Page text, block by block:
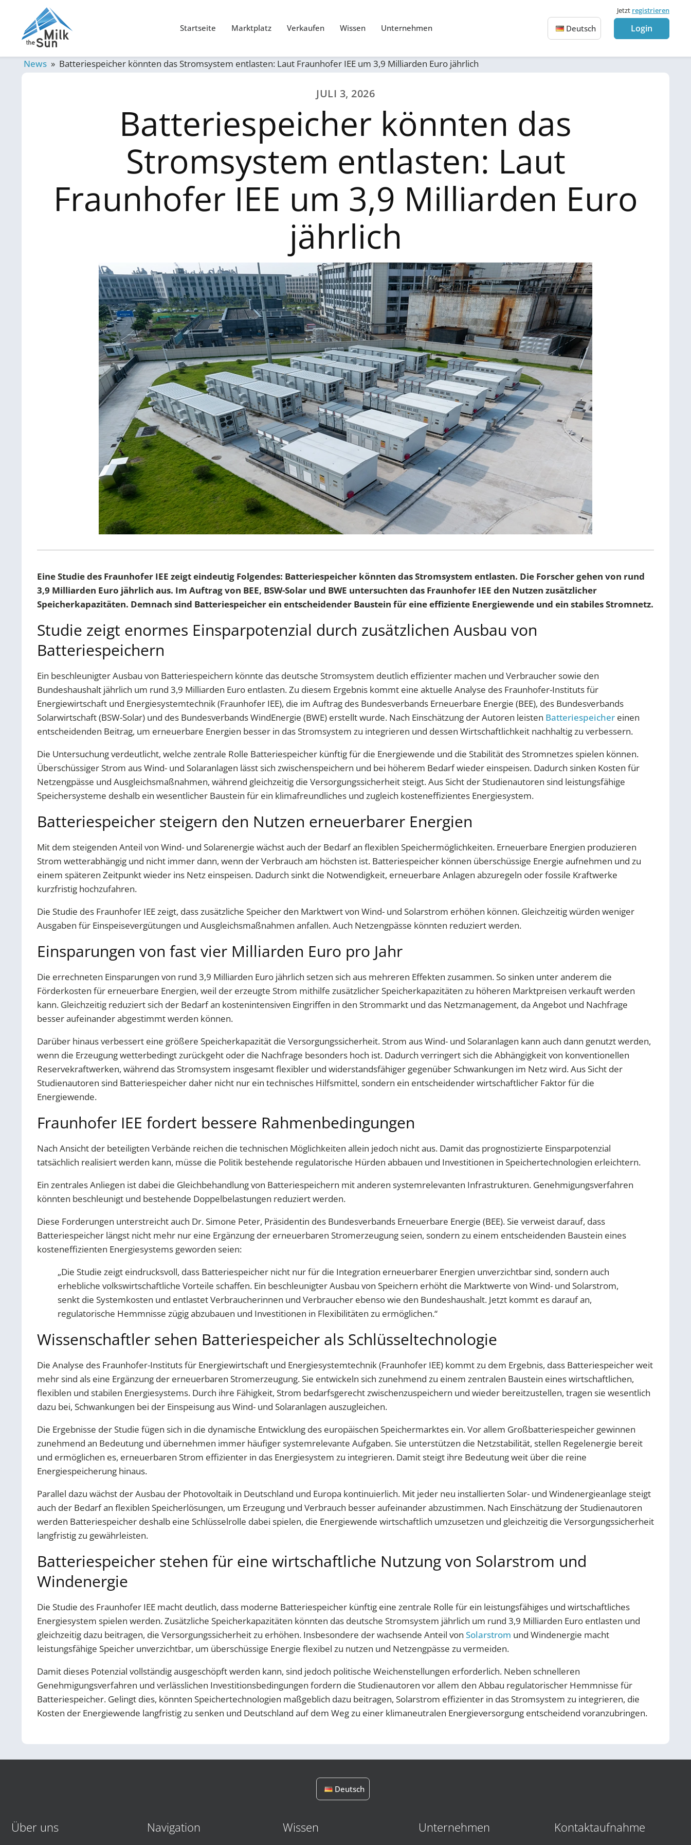
Startseite Marktplatz Verkaufen Wissen Unternehmen Deutsch
Jetzt registrieren
Login
News » Batteriespeicher könnten das Stromsystem entlasten: Laut Fraunhofer IEE um 3,9 Milliarden Euro jährlich
JULI 3, 2026
Batteriespeicher könnten das
Stromsystem entlasten: Laut
Fraunhofer IEE um 3,9 Milliarden Euro
jährlich
Eine Studie des Fraunhofer IEE zeigt eindeutig Folgendes: Batteriespeicher könnten das Stromsystem entlasten. Die Forscher gehen von rund
3,9 Milliarden Euro jährlich aus. Im Auftrag von BEE, BSW-Solar und BWE untersuchten das Fraunhofer IEE den Nutzen zusätzlicher
Speicherkapazitäten. Demnach sind Batteriespeicher ein entscheidender Baustein für eine effiziente Energiewende und ein stabiles Stromnetz.
Studie zeigt enormes Einsparpotenzial durch zusätzlichen Ausbau von
Batteriespeichern
Ein beschleunigter Ausbau von Batteriespeichern könnte das deutsche Stromsystem deutlich effizienter machen und Verbraucher sowie den
Bundeshaushalt jährlich um rund 3,9 Milliarden Euro entlasten. Zu diesem Ergebnis kommt eine aktuelle Analyse des Fraunhofer-Instituts für
Energiewirtschaft und Energiesystemtechnik (Fraunhofer IEE), die im Auftrag des Bundesverbands Erneuerbare Energie (BEE), des Bundesverbands
Solarwirtschaft (BSW-Solar) und des Bundesverbands WindEnergie (BWE) erstellt wurde. Nach Einschätzung der Autoren leisten Batteriespeicher einen
entscheidenden Beitrag, um erneuerbare Energien besser in das Stromsystem zu integrieren und dessen Wirtschaftlichkeit nachhaltig zu verbessern.
Die Untersuchung verdeutlicht, welche zentrale Rolle Batteriespeicher künftig für die Energiewende und die Stabilität des Stromnetzes spielen können.
Überschüssiger Strom aus Wind- und Solaranlagen lässt sich zwischenspeichern und bei höherem Bedarf wieder einspeisen. Dadurch sinken Kosten für
Netzengpässe und Ausgleichsmaßnahmen, während gleichzeitig die Versorgungssicherheit steigt. Aus Sicht der Studienautoren sind leistungsfähige
Speichersysteme deshalb ein wesentlicher Baustein für ein klimafreundliches und zugleich kosteneffizientes Energiesystem.
Batteriespeicher steigern den Nutzen erneuerbarer Energien
Mit dem steigenden Anteil von Wind- und Solarenergie wächst auch der Bedarf an flexiblen Speichermöglichkeiten. Erneuerbare Energien produzieren
Strom wetterabhängig und nicht immer dann, wenn der Verbrauch am höchsten ist. Batteriespeicher können überschüssige Energie aufnehmen und zu
einem späteren Zeitpunkt wieder ins Netz einspeisen. Dadurch sinkt die Notwendigkeit, erneuerbare Anlagen abzuregeln oder fossile Kraftwerke
kurzfristig hochzufahren.
Die Studie des Fraunhofer IEE zeigt, dass zusätzliche Speicher den Marktwert von Wind- und Solarstrom erhöhen können. Gleichzeitig würden weniger
Ausgaben für Einspeisevergütungen und Ausgleichsmaßnahmen anfallen. Auch Netzengpässe könnten reduziert werden.
Einsparungen von fast vier Milliarden Euro pro Jahr
Die errechneten Einsparungen von rund 3,9 Milliarden Euro jährlich setzen sich aus mehreren Effekten zusammen. So sinken unter anderem die
Förderkosten für erneuerbare Energien, weil der erzeugte Strom mithilfe zusätzlicher Speicherkapazitäten zu höheren Marktpreisen verkauft werden
kann. Gleichzeitig reduziert sich der Bedarf an kostenintensiven Eingriffen in den Strommarkt und das Netzmanagement, da Angebot und Nachfrage
besser aufeinander abgestimmt werden können.
Darüber hinaus verbessert eine größere Speicherkapazität die Versorgungssicherheit. Strom aus Wind- und Solaranlagen kann auch dann genutzt werden,
wenn die Erzeugung wetterbedingt zurückgeht oder die Nachfrage besonders hoch ist. Dadurch verringert sich die Abhängigkeit von konventionellen
Reservekraftwerken, während das Stromsystem insgesamt flexibler und widerstandsfähiger gegenüber Schwankungen im Netz wird. Aus Sicht der
Studienautoren sind Batteriespeicher daher nicht nur ein technisches Hilfsmittel, sondern ein entscheidender wirtschaftlicher Faktor für die
Energiewende.
Fraunhofer IEE fordert bessere Rahmenbedingungen
Nach Ansicht der beteiligten Verbände reichen die technischen Möglichkeiten allein jedoch nicht aus. Damit das prognostizierte Einsparpotenzial
tatsächlich realisiert werden kann, müsse die Politik bestehende regulatorische Hürden abbauen und Investitionen in Speichertechnologien erleichtern.
Ein zentrales Anliegen ist dabei die Gleichbehandlung von Batteriespeichern mit anderen systemrelevanten Infrastrukturen. Genehmigungsverfahren
könnten beschleunigt und bestehende Doppelbelastungen reduziert werden.
Diese Forderungen unterstreicht auch Dr. Simone Peter, Präsidentin des Bundesverbands Erneuerbare Energie (BEE). Sie verweist darauf, dass
Batteriespeicher längst nicht mehr nur eine Ergänzung der erneuerbaren Stromerzeugung seien, sondern zu einem entscheidenden Baustein eines
kosteneffizienten Energiesystems geworden seien:
„Die Studie zeigt eindrucksvoll, dass Batteriespeicher nicht nur für die Integration erneuerbarer Energien unverzichtbar sind, sondern auch
erhebliche volkswirtschaftliche Vorteile schaffen. Ein beschleunigter Ausbau von Speichern erhöht die Marktwerte von Wind- und Solarstrom,
senkt die Systemkosten und entlastet Verbraucherinnen und Verbraucher ebenso wie den Bundeshaushalt. Jetzt kommt es darauf an,
regulatorische Hemmnisse zügig abzubauen und Investitionen in Flexibilitäten zu ermöglichen.“
Wissenschaftler sehen Batteriespeicher als Schlüsseltechnologie
Die Analyse des Fraunhofer-Instituts für Energiewirtschaft und Energiesystemtechnik (Fraunhofer IEE) kommt zu dem Ergebnis, dass Batteriespeicher weit
mehr sind als eine Ergänzung der erneuerbaren Stromerzeugung. Sie entwickeln sich zunehmend zu einem zentralen Baustein eines wirtschaftlichen,
flexiblen und stabilen Energiesystems. Durch ihre Fähigkeit, Strom bedarfsgerecht zwischenzuspeichern und wieder bereitzustellen, tragen sie wesentlich
dazu bei, Schwankungen bei der Einspeisung aus Wind- und Solaranlagen auszugleichen.
Die Ergebnisse der Studie fügen sich in die dynamische Entwicklung des europäischen Speichermarktes ein. Vor allem Großbatteriespeicher gewinnen
zunehmend an Bedeutung und übernehmen immer häufiger systemrelevante Aufgaben. Sie unterstützen die Netzstabilität, stellen Regelenergie bereit
und ermöglichen es, erneuerbaren Strom effizienter in das Energiesystem zu integrieren. Damit steigt ihre Bedeutung weit über die reine
Energiespeicherung hinaus.
Parallel dazu wächst der Ausbau der Photovoltaik in Deutschland und Europa kontinuierlich. Mit jeder neu installierten Solar- und Windenergieanlage steigt
auch der Bedarf an flexiblen Speicherlösungen, um Erzeugung und Verbrauch besser aufeinander abzustimmen. Nach Einschätzung der Studienautoren
werden Batteriespeicher deshalb eine Schlüsselrolle dabei spielen, die Energiewende wirtschaftlich umzusetzen und gleichzeitig die Versorgungssicherheit
langfristig zu gewährleisten.
Batteriespeicher stehen für eine wirtschaftliche Nutzung von Solarstrom und
Windenergie
Die Studie des Fraunhofer IEE macht deutlich, dass moderne Batteriespeicher künftig eine zentrale Rolle für ein leistungsfähiges und wirtschaftliches
Energiesystem spielen werden. Zusätzliche Speicherkapazitäten könnten das deutsche Stromsystem jährlich um rund 3,9 Milliarden Euro entlasten und
gleichzeitig dazu beitragen, die Versorgungssicherheit zu erhöhen. Insbesondere der wachsende Anteil von Solarstrom und Windenergie macht
leistungsfähige Speicher unverzichtbar, um überschüssige Energie flexibel zu nutzen und Netzengpässe zu vermeiden.
Damit dieses Potenzial vollständig ausgeschöpft werden kann, sind jedoch politische Weichenstellungen erforderlich. Neben schnelleren
Genehmigungsverfahren und verlässlichen Investitionsbedingungen fordern die Studienautoren vor allem den Abbau regulatorischer Hemmnisse für
Batteriespeicher. Gelingt dies, könnten Speichertechnologien maßgeblich dazu beitragen, Solarstrom effizienter in das Stromsystem zu integrieren, die
Kosten der Energiewende langfristig zu senken und Deutschland auf dem Weg zu einer klimaneutralen Energieversorgung entscheidend voranzubringen.
Deutsch
Über uns Navigation Wissen Unternehmen Kontaktaufnahme